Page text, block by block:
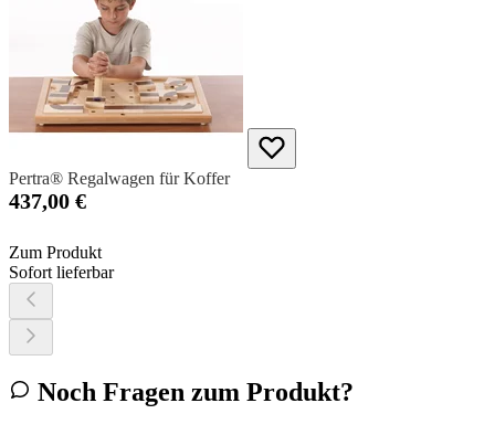
Pertra® Regalwagen für Koffer
437,00 €
Zum Produkt
Sofort lieferbar
Noch Fragen zum Produkt?